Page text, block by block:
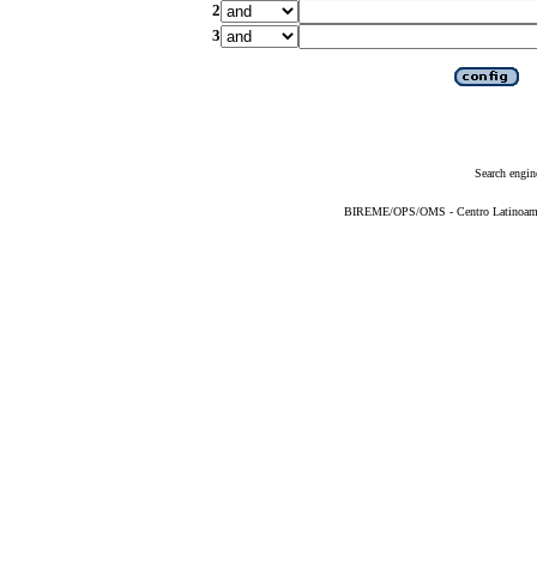
2
3
Search
BIREME/OPS/OMS - Centro